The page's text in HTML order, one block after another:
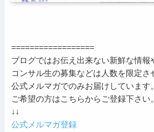
==================
ブログではお伝え出来ない新鮮な情報
コンサル生の募集などは人数を限定さ
公式メルマガでのみお届けしています。
ご希望の方はこちらからご登録下さい。
↓↓
公式メルマガ登録